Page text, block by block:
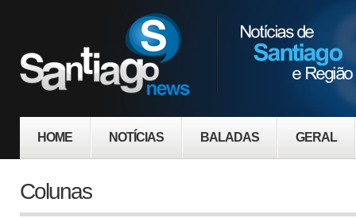
HOME NOTÍCIAS BALADAS GERAL
Colunas